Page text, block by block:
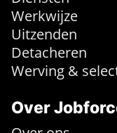
Werkwijze
Uitzenden
Detacheren
Werving &
Over